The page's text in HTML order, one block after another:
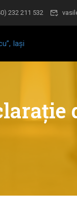
232 211 532